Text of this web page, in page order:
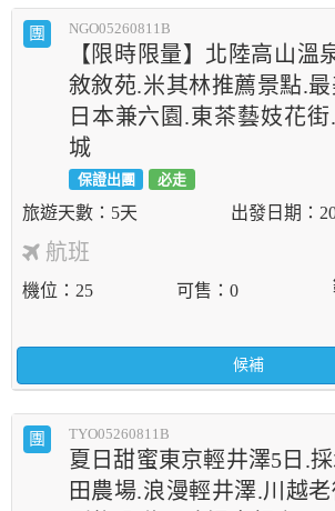
團 NGO05260811B
【限時限量】北陸高山溫
敘敘苑.米其林推薦景點.
日本兼六園.東茶藝妓花
城
保證出團 必走
5天
航班
機位 25 可售 0
候補
團 TYO05260811B
夏日甜蜜東京輕井澤5日.
田農場.浪漫輕井澤.川越